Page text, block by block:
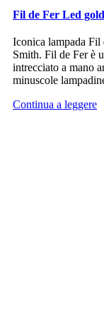
Fil de Fer Led
Iconica lampada
Smith. Fil de Fer è
intrecciato a mano
minuscole
Continua a leggere